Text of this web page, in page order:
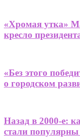
«Хромая утка»
кресло
«Без этого
о городском
Назад в 2000-е:
стали популярны